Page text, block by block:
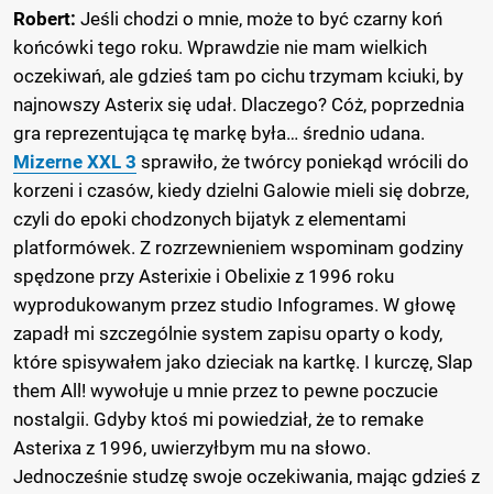
Robert: Jeśli chodzi o mnie, może to być czarny koń
końcówki tego roku. Wprawdzie nie mam wielkich
oczekiwań, ale gdzieś tam po cichu trzymam kciuki, by
najnowszy Asterix się udał. Dlaczego? Cóż, poprzednia
gra reprezentująca tę markę była… średnio udana.
Mizerne XXL 3 sprawiło, że twórcy poniekąd wrócili do
korzeni i czasów, kiedy dzielni Galowie mieli się dobrze,
czyli do epoki chodzonych bijatyk z elementami
platformówek. Z rozrzewnieniem wspominam godziny
spędzone przy Asterixie i Obelixie z 1996 roku
wyprodukowanym przez studio Infogrames. W głowę
zapadł mi szczególnie system zapisu oparty o kody,
które spisywałem jako dzieciak na kartkę. I kurczę, Slap
them All! wywołuje u mnie przez to pewne poczucie
nostalgii. Gdyby ktoś mi powiedział, że to remake
Asterixa z 1996, uwierzyłbym mu na słowo.
Jednocześnie studzę swoje oczekiwania, mając gdzieś z